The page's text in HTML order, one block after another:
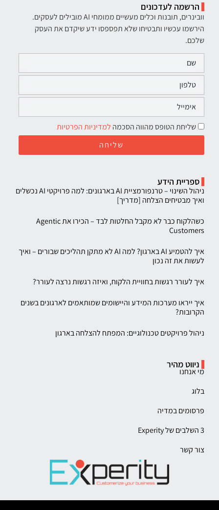
הרשמה לעדכונים
וובינרים, תובנות וכלים מעשיים ממומחי AI מובילים לעסקים.
הירשמו עכשיו ותבטיחו שלא תפספסו ידע שיקדם את העסק
שלכם.
שליחת הטופס מהווה הסכמה למדיניות הפרטיות
שליחה
ספריית הידע
ניהול השינוי – טרנפורמציית AI בארגונים: למה פרויקטי AI נכשלים
ואיך מבטיחים הצלחה [מדריך]
כשהלקוח כבר לא מקבל החלטות לבד – הכירו את Agentic
Customers
איך להטמיע AI בארגון? למה AI לא מתקן תהליכים שבורים – ואיך
לעשות את זה נכון
איך לעורר רגשות בחוויית הלקוח, ואיזה רגשות נרצה לעורר?
איך ייראו מערכות המידע והיישומים שמותאמים לארגונים בשנים
הקרובות?
ניהול פרויקטים טכנולוגיים: המפתח להצלחה בארגון
ניווט מהיר
מי אנחנו
בלוג
פרסומים במדיה
3 השלבים של Experity
צור קשר